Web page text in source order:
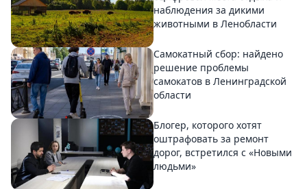
наблюдения за дикими
животными в Ленобласти
Самокатный сбор: найдено
решение проблемы
самокатов в Ленинградской
области
Блогер, которого хотят
оштрафовать за ремонт
дорог, встретился с «Новыми
людьми»